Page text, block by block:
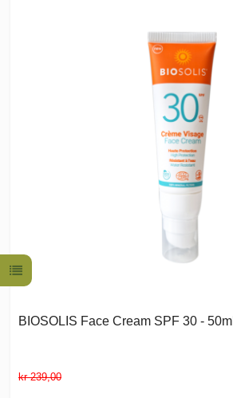
BIOSOLIS Face Cream SPF 30 - 50ml
kr 239,00